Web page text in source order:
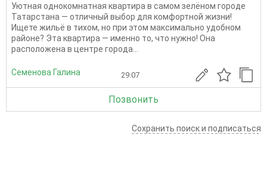
Уютная однокомнатная квартира в самом зелёном городе
Татарстана — отличный выбор для комфортной жизни!
Ищете жильё в тихом, но при этом максимально удобном
районе? Эта квартира — именно то, что нужно! Она
расположена в центре города...
Семенова Галина 29.07
Позвонить
Сохранить поиск и подписаться